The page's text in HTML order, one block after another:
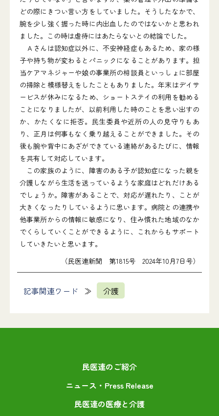
どの際にきつい言い方をしていました。そうしたなかで、
腕を少し強く握った時に内出血したのではないかと思われ
ました。この時は虐待にはあたらないとの結論でした。
Ａさんは認知症以外に、不安神経症もあるため、家の様
子や持ち物が変わるとパニックになることがあります。担
当ケアマネジャーや娘の事業所の相談員といっしょに部屋
の掃除と模様替えをしたこともありました。年末はデイサ
ービスが休みになるため、ショートステイの利用を勧める
ことになりましたが、以前利用した時のことを思い出すの
か、かたくなに拒否。民生委員や近所の人の見守りもあ
り、正月は何事もなく乗り越えることができました。その
後も腕や背中にあざができている連絡があるたびに、情報
を共有して対応しています。
この家族のように、障害のある子が認知症になった親を
介護しながら生活を送っているような家庭はどれだけある
でしょうか。障害があることで、対応が遅れたり、ことが
大きくなったりしているように思います。病院との連携や
他事業所からの情報に敏感になり、住み慣れた地域のなか
でくらしていくことができるように、これからもサポート
していきたいと思います。
（民医連新聞 第1815号 2024年10月7日号）
記事関連ワード 介護
民医連のご紹介
ニュース・Press Release
民医連の医療と介護